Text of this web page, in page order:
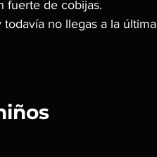
fuerte de cobijas.
no llegas a la